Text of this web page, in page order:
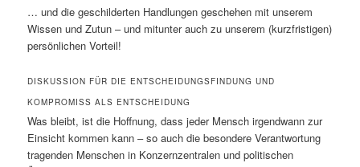
… und die geschilderten Handlungen geschehen mit unserem
Wissen und Zutun – und mitunter auch zu unserem (kurzfristigen)
persönlichen Vorteil!
DISKUSSION FÜR DIE ENTSCHEIDUNGSFINDUNG UND
KOMPROMISS ALS ENTSCHEIDUNG
Was bleibt, ist die Hoffnung, dass jeder Mensch irgendwann zur
Einsicht kommen kann – so auch die besondere Verantwortung
tragenden Menschen in Konzernzentralen und politischen